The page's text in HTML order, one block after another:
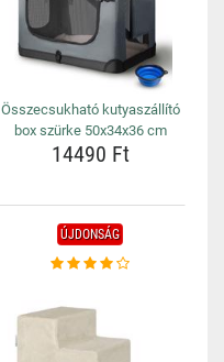
Összecsukható kutyaszállító
box szürke 50x34x36 cm
14490 Ft
ÚJDONSÁG